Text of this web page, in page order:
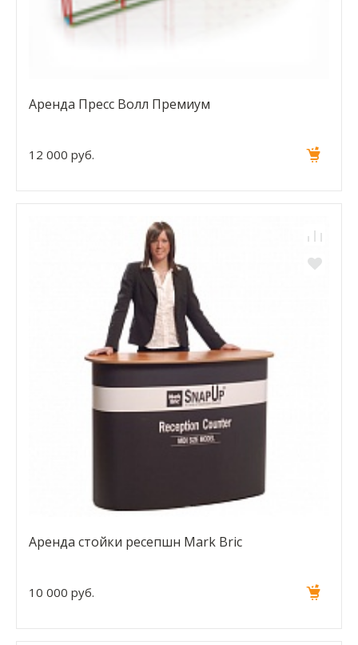
Аренда Пресс Волл Премиум
12 000 руб.
Аренда стойки ресепшн Mark Bric
10 000 руб.